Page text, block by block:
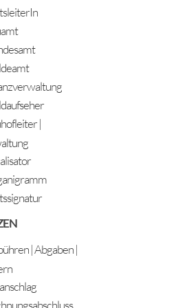
|
| Abgaben |
6444 Längenfeld